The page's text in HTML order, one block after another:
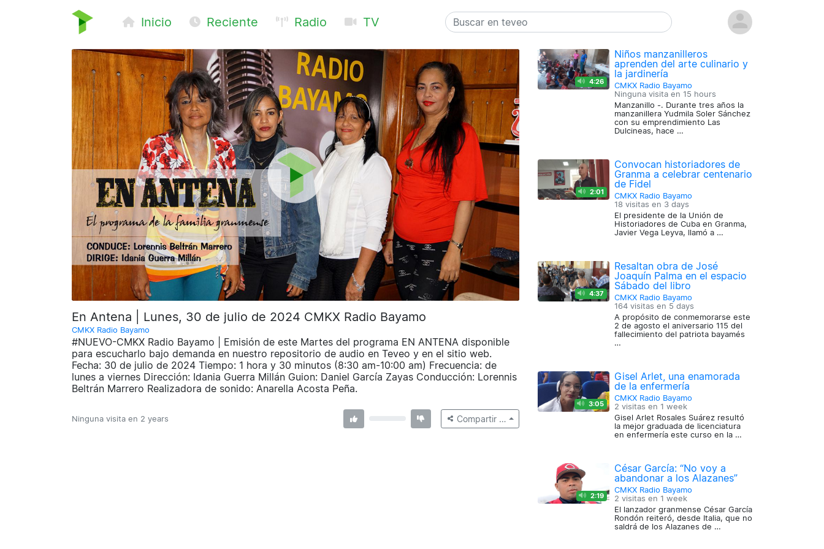
Inicio Reciente Radio TV
En Antena | Lunes, 30 de julio de 2024 CMKX Radio Bayamo
CMKX Radio Bayamo
#NUEVO-CMKX Radio Bayamo | Emisión de este Martes del programa EN ANTENA disponible
para escucharlo bajo demanda en nuestro repositorio de audio en Teveo y en el sitio web.
Fecha: 30 de julio de 2024 Tiempo: 1 hora y 30 minutos (8:30 am-10:00 am) Frecuencia: de
lunes a viernes Dirección: Idania Guerra Millán Guion: Daniel García Zayas Conducción: Lorennis
Beltrán Marrero Realizadora de sonido: Anarella Acosta Peña.
Ninguna visita en 2 years Compartir …
4:26
Niños manzanilleros
aprenden del arte culinario y
la jardinería
CMKX Radio Bayamo
Ninguna visita en 15 hours
Manzanillo -. Durante tres años la
manzanillera Yudmila Soler Sánchez
con su emprendimiento Las
Dulcineas, hace …
2:01
Convocan historiadores de
Granma a celebrar centenario
de Fidel
CMKX Radio Bayamo
18 visitas en 3 days
El presidente de la Unión de
Historiadores de Cuba en Granma,
Javier Vega Leyva, llamó a …
4:37
Resaltan obra de José
Joaquín Palma en el espacio
Sábado del libro
CMKX Radio Bayamo
164 visitas en 5 days
A propósito de conmemorarse este
2 de agosto el aniversario 115 del
fallecimiento del patriota bayamés
…
3:05
Gisel Arlet, una enamorada
de la enfermería
CMKX Radio Bayamo
2 visitas en 1 week
Gisel Arlet Rosales Suárez resultó
la mejor graduada de licenciatura
en enfermería este curso en la …
2:19
César García: “No voy a
abandonar a los Alazanes”
CMKX Radio Bayamo
2 visitas en 1 week
El lanzador granmense César García
Rondón reiteró, desde Italia, que no
saldrá de los Alazanes de …